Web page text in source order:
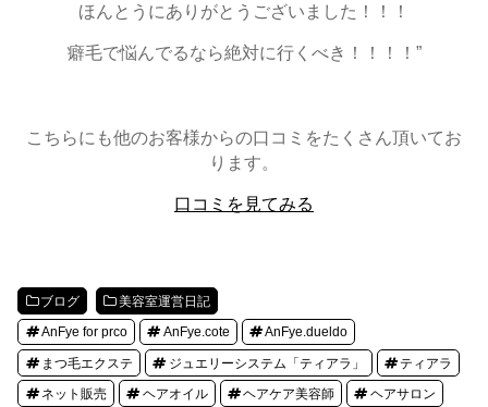
ほんとうにありがとうございました！！！
癖毛で悩んでるなら絶対に行くべき！！！！”
こちらにも他のお客様からの口コミをたくさん頂いてお
ります。
口コミを見てみる
ブログ 美容室運営日記
AnFye for prco AnFye.cote AnFye.dueldo
まつ毛エクステ ジュエリーシステム「ティアラ」 ティアラ
ネット販売 ヘアオイル ヘアケア美容師 ヘアサロン